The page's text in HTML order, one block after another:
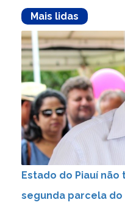
Mais lidas
Estado do Piauí
segunda parcela do